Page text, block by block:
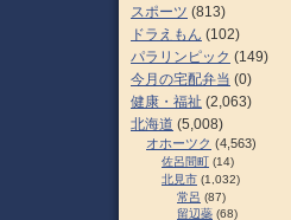
スポーツ (813)
ドラえもん (102)
パラリンピック (149)
今月の宅配弁当 (0)
健康・福祉 (2,063)
北海道 (5,008)
オホーツク (4,563)
佐呂間町 (14)
北見市 (1,032)
常呂 (87)
留辺蘂 (68)